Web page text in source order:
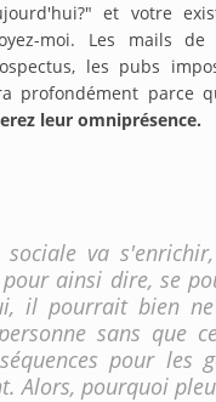
et votre
moi. Les mails de
les pubs
profondément parce
leur omniprésence.
sociale va
ainsi dire, se
il pourrait bien
sans que
pour les
Alors, pourquoi